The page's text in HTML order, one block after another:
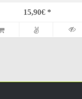
15,90€ *